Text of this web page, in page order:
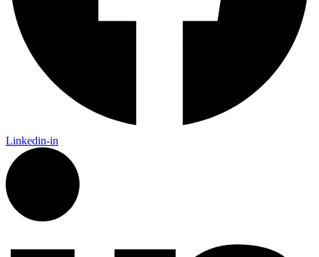
Linkedin-in